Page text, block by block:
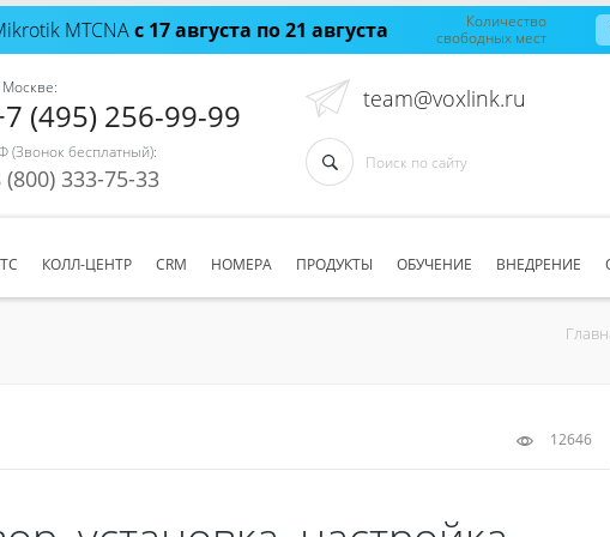
MTCNAс 17 августа по 21 августа
Количество
свободных мест
(495) 256-99-99
(Звонок бесплатный):
(800) 333-75-33
team@voxlink.ru
КОЛЛ-ЦЕНТР CRM НОМЕРА ПРОДУКТЫ ОБУЧЕНИЕ ВНЕДРЕНИЕ
12646